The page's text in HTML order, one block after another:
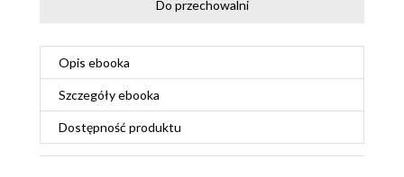
Do przechowalni
Opis ebooka
Szczegółyebooka
Dostępność produktu